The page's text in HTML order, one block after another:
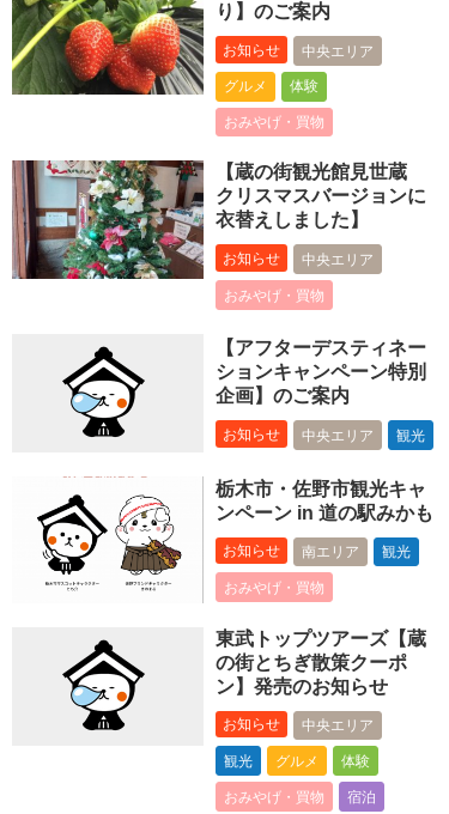
り】のご案内
お知らせ 中央エリア
グルメ 体験
おみやげ・買物
【蔵の街観光館見世蔵
クリスマスバージョンに
衣替えしました】
お知らせ 中央エリア
おみやげ・買物
【アフターデスティネー
ションキャンペーン特別
企画】のご案内
お知らせ 中央エリア 観光
栃木市・佐野市観光キャ
ンペーン in 道の駅みかも
お知らせ 南エリア 観光
おみやげ・買物
東武トップツアーズ【蔵
の街とちぎ散策クーポ
ン】発売のお知らせ
お知らせ 中央エリア
観光 グルメ 体験
おみやげ・買物 宿泊